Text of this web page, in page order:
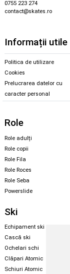
0755 223 274
contact@skates.ro
Informații utile
Politica de utilizare
Cookies
Prelucrarea datelor cu
caracter personal
Role
Role adulți
Role copii
Role Fila
Role Roces
Role Seba
Powerslide
Ski
Echipament ski
Cască ski
Ochelari schi
Clăpari Atomic
Schiuri Atomic